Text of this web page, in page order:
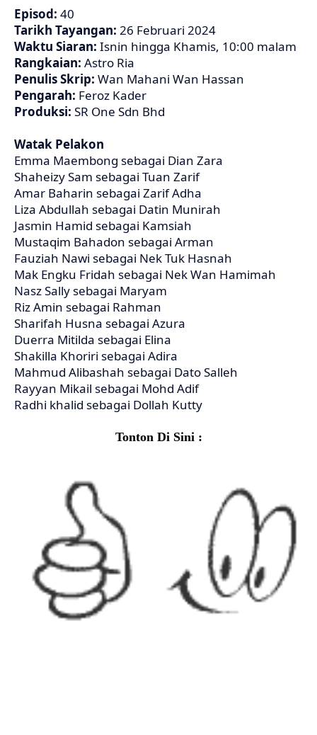
Episod: 40
Tarikh Tayangan: 26 Februari 2024
Waktu Siaran: Isnin hingga Khamis, 10:00 malam
Rangkaian: Astro Ria
Penulis Skrip: Wan Mahani Wan Hassan
Pengarah: Feroz Kader
Produksi: SR One Sdn Bhd
Watak Pelakon
Emma Maembong sebagai Dian Zara
Shaheizy Sam sebagai Tuan Zarif
Amar Baharin sebagai Zarif Adha
Liza Abdullah sebagai Datin Munirah
Jasmin Hamid sebagai Kamsiah
Mustaqim Bahadon sebagai Arman
Fauziah Nawi sebagai Nek Tuk Hasnah
Mak Engku Fridah sebagai Nek Wan Hamimah
Nasz Sally sebagai Maryam
Riz Amin sebagai Rahman
Sharifah Husna sebagai Azura
Duerra Mitilda sebagai Elina
Shakilla Khoriri sebagai Adira
Mahmud Alibashah sebagai Dato Salleh
Rayyan Mikail sebagai Mohd Adif
Radhi khalid sebagai Dollah Kutty
Tonton Di Sini :